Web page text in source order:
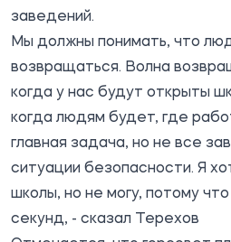
заведений.
Мы должны понимать, что
возвращаться. Волна
когда у нас будут открыты
когда людям будет, где
главная задача, но не все
ситуации безопасности. Я
школы, но не могу, потому
секунд, - сказал Терехов